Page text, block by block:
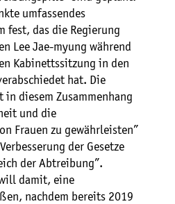
umfassendes
fest, das die Regierung
Lee Jae-myung während
Kabinettssitzung in den
hat. Die
diesem Zusammenhang
und die
Frauen zu gewährleisten”
der Gesetze
der Abtreibung”.
damit, eine
nachdem bereits 2019